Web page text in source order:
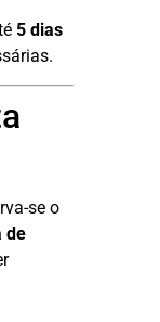
5 dias
se o
de